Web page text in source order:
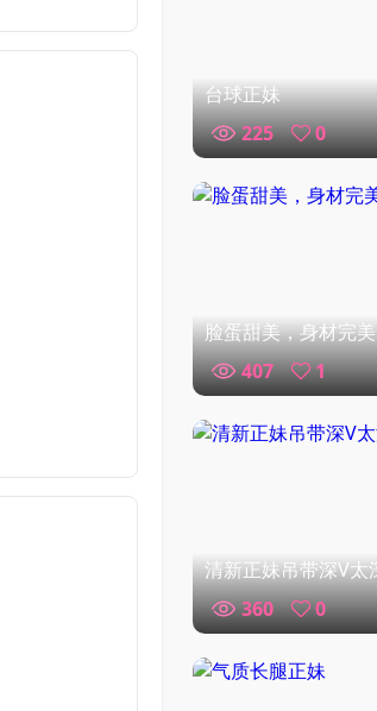
台球正妹
225
0
脸蛋甜美，身材完美
407
1
清新正妹吊带深V太
360
0